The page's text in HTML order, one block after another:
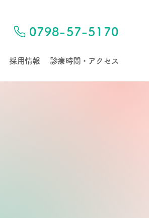
0798-57-5170
採用情報 診療時間・アクセス